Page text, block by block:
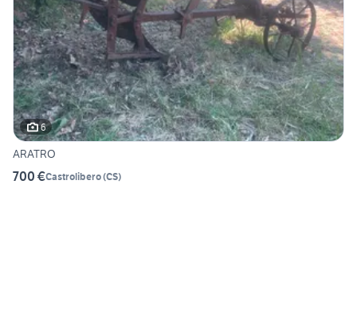
6
ARATRO
700 €Castrolibero(CS)